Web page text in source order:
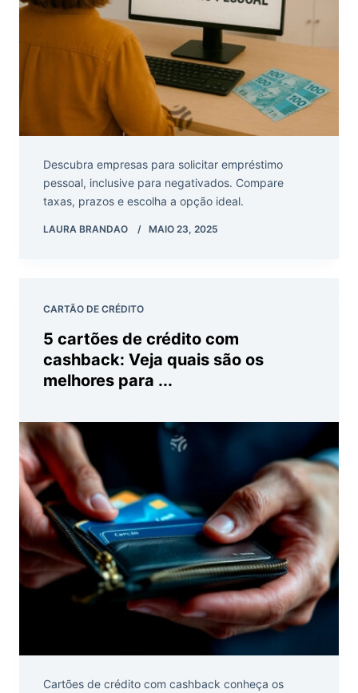
Descubra empresas para solicitar empréstimo
pessoal, inclusive para negativados. Compare
taxas, prazos e escolha a opção ideal.
LAURA BRANDAO MAIO 23, 2025
CARTÃO DE CRÉDITO
5 cartões de crédito com
cashback: Veja quais são os
melhores para ...
Cartões de crédito com cashback conheça os